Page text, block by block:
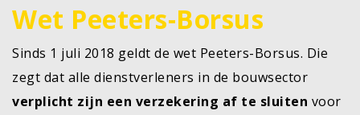
Wet Peeters-Borsus
Sinds 1 juli 2018 geldt de wet Peeters-Borsus. Die
zegt dat alle dienstverleners in de bouwsector
verplicht zijn een verzekering af te sluiten voor